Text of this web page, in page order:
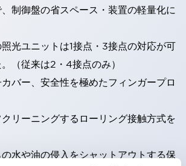
制御盤の省スペース・装置の軽量化に
光ユニットは1接点・3接点の対応が可
（従来は2・4接点のみ）
バー、安全性を極めたフィンガープロ
リーニングするローリング接触方式を
水や油の侵入をシャットアウトする保